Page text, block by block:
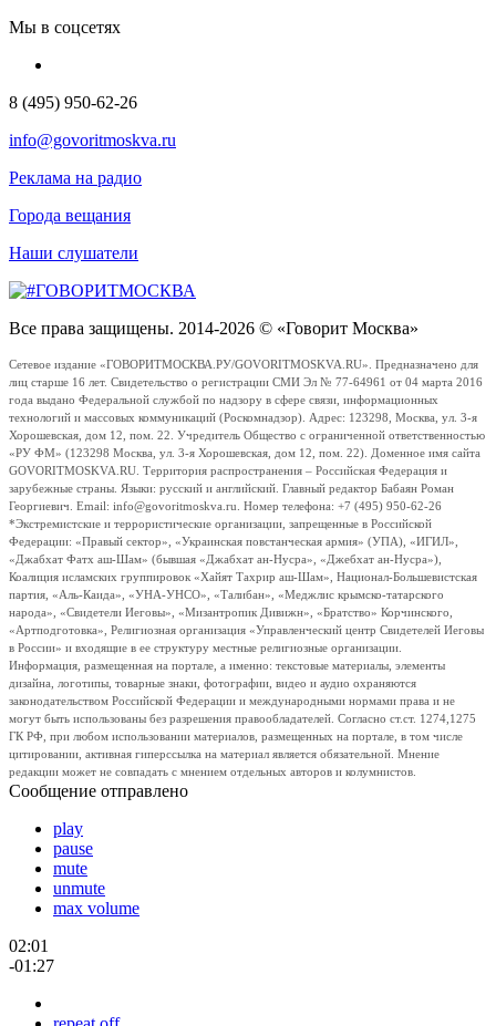
Мы в соцсетях
8 (495) 950-62-26
info@govoritmoskva.ru
Реклама на радио
Города вещания
Наши слушатели
Все права защищены. 2014-2026 © «Говорит Москва»
Сетевое издание «ГОВОРИТМОСКВА.РУ/GOVORITMOSKVA.RU». Предназначено для
лиц старше 16 лет. Свидетельство о регистрации СМИ Эл № 77-64961 от 04 марта 2016
года выдано Федеральной службой по надзору в сфере связи, информационных
технологий и массовых коммуникаций (Роскомнадзор). Адрес: 123298, Москва, ул. 3-я
Хорошевская, дом 12, пом. 22. Учредитель Общество с ограниченной ответственностью
«РУ ФМ» (123298 Москва, ул. 3-я Хорошевская, дом 12, пом. 22). Доменное имя сайта
GOVORITMOSKVA.RU. Территория распространения – Российская Федерация и
зарубежные страны. Языки: русский и английский. Главный редактор Бабаян Роман
Георгиевич. Email: info@govoritmoskva.ru. Номер телефона: +7 (495) 950-62-26
*Экстремистские и террористические организации, запрещенные в Российской
Федерации: «Правый сектор», «Украинская повстанческая армия» (УПА), «ИГИЛ»,
«Джабхат Фатх аш-Шам» (бывшая «Джабхат ан-Нусра», «Джебхат ан-Нусра»),
Коалиция исламских группировок «Хайят Тахрир аш-Шам», Национал-Большевистская
партия, «Аль-Каида», «УНА-УНСО», «Талибан», «Меджлис крымско-татарского
народа», «Свидетели Иеговы», «Мизантропик Дивижн», «Братство» Корчинского,
«Артподготовка», Религиозная организация «Управленческий центр Свидетелей Иеговы
в России» и входящие в ее структуру местные религиозные организации.
Информация, размещенная на портале, а именно: текстовые материалы, элементы
дизайна, логотипы, товарные знаки, фотографии, видео и аудио охраняются
законодательством Российской Федерации и международными нормами права и не
могут быть использованы без разрешения правообладателей. Согласно ст.ст. 1274,1275
ГК РФ, при любом использовании материалов, размещенных на портале, в том числе
цитировании, активная гиперссылка на материал является обязательной. Мнение
редакции может не совпадать с мнением отдельных авторов и колумнистов.
Сообщение отправлено
play
pause
mute
unmute
max volume
02:01
-01:27